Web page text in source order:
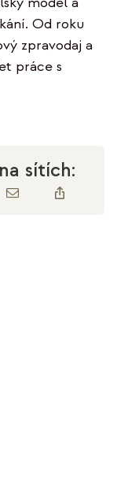
Od roku
zpravodaj a
práce s
sítích: